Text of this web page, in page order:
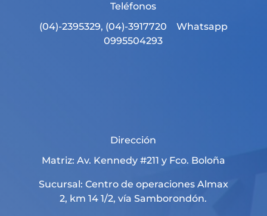
Teléfonos
(04)-2395329, (04)-3917720 Whatsapp
0995504293
Dirección
Matriz: Av. Kennedy #211 y Fco. Boloña
Sucursal: Centro de operaciones Almax
2, km 14 1/2, vía Samborondón.